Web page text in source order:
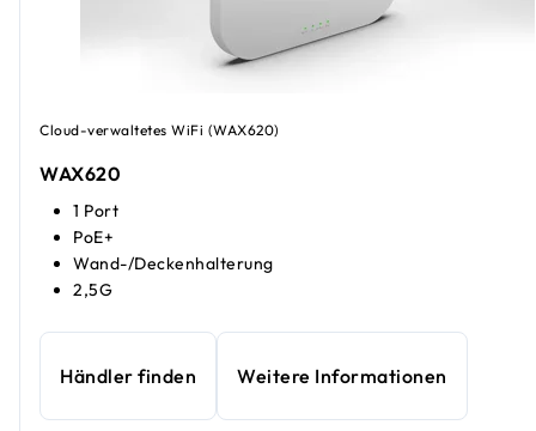
Cloud-verwaltetes WiFi (WAX620)
WAX620
1 Port
PoE+
Wand-/Deckenhalterung
2,5G
Händler finden Weitere Informationen